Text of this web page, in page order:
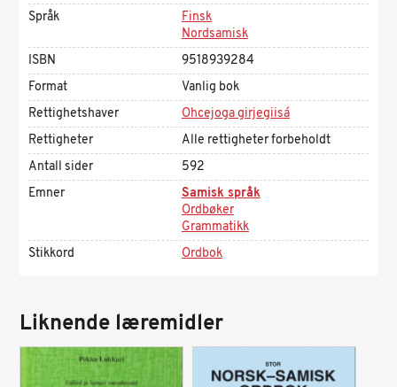
Språk
Finsk
Nordsamisk
ISBN
9518939284
Format
Vanlig bok
Rettighetshaver
Ohcejoga girjegiisá
Rettigheter
Alle rettigheter forbeholdt
Antall sider
592
Emner
Samisk språk
Ordbøker
Grammatikk
Stikkord
Ordbok
Liknende læremidler